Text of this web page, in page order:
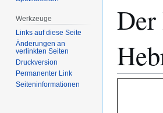
Der
Werkzeuge
Links auf diese Seite
Änderungen an
verlinkten Seiten
Druckversion
Permanenter Link
Seiten­­informationen